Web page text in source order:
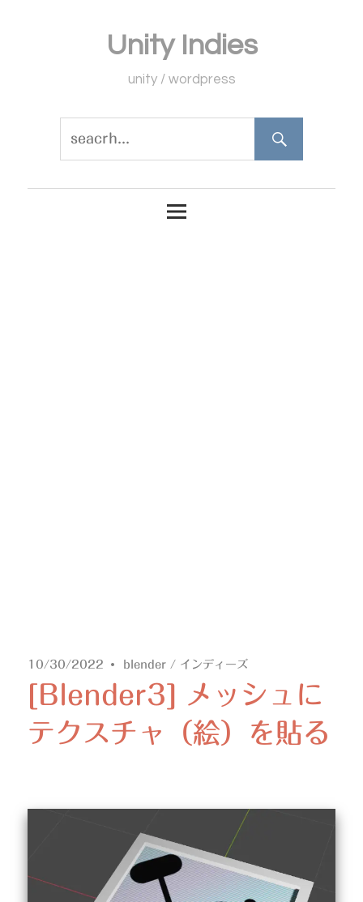
Unity Indies
unity / wordpress
10/30/2022 blender / インディーズ
[Blender3] メッシュに
テクスチャ（絵）を貼る